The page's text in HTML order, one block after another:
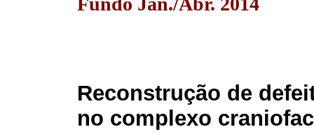
Reconstrução de
no complexo